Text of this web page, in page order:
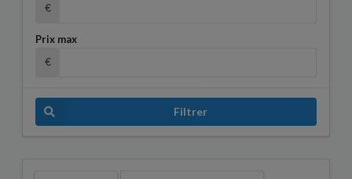
€
Prix max
€
Filtrer